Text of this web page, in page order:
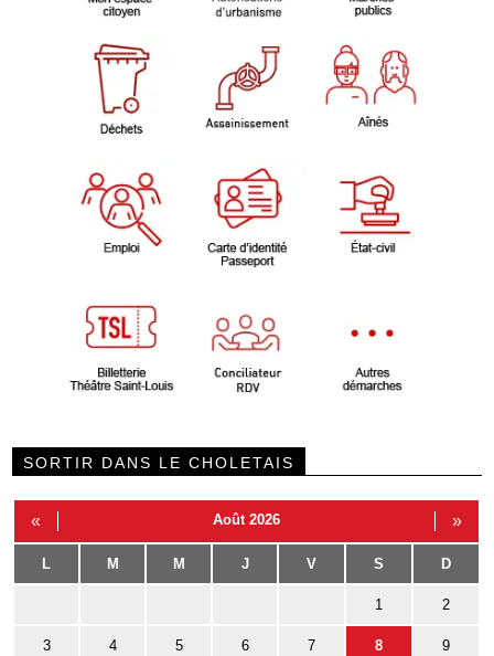
SORTIR DANS LE CHOLETAIS
« Août 2026 »
L M M J V S D
1 2
3 4 5 6 7 8 9